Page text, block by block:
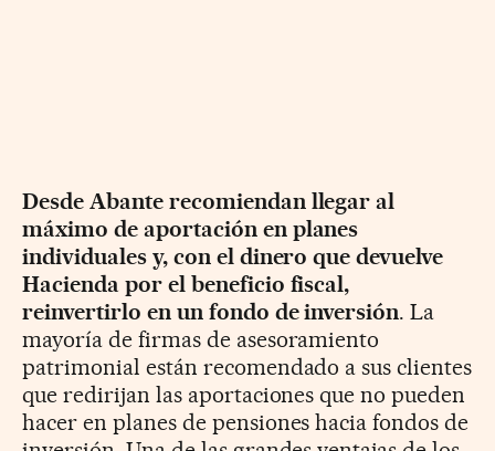
Desde Abante recomiendan llegar al
máximo de aportación en planes
individuales y, con el dinero que devuelve
Hacienda por el beneficio fiscal,
reinvertirlo en un fondo de inversión. La
mayoría de firmas de asesoramiento
patrimonial están recomendado a sus clientes
que redirijan las aportaciones que no pueden
hacer en planes de pensiones hacia fondos de